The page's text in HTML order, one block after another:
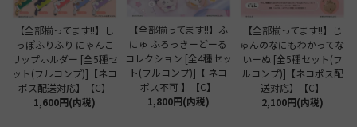
【全部揃ってます!!】し
っぽふりふり にゃんこ
リップホルダー [全5種セ
ット(フルコンプ)]【ネコ
ポス配送対応】【C】
1,600円(内税)
【全部揃ってます!!】ふ
にゅ ふろっきーどーる
コレクション [全4種セッ
ト(フルコンプ)]【 ネコ
ポス不可 】【C】
1,800円(内税)
【全部揃ってます!!】じ
ゅんのなにもわかってな
いーぬ [全5種セット(フ
ルコンプ)]【ネコポス配
送対応】【C】
2,100円(内税)